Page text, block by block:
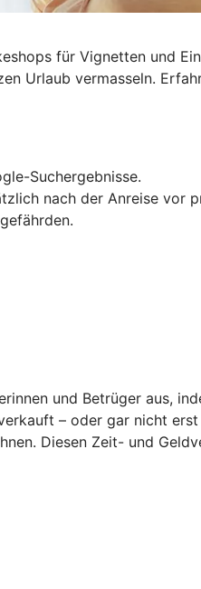
für Vignetten und
Urlaub vermasseln.
Suchergebnisse.
nach der Anreise vor
und Betrüger aus,
– oder gar nicht
Diesen Zeit- und